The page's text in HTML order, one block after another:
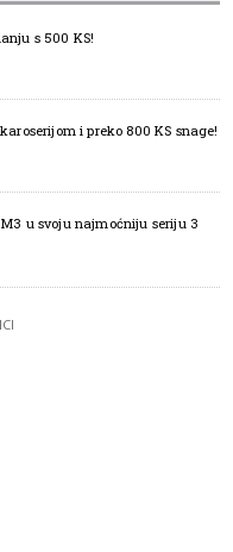
s 500 KS!
i preko 800 KS snage!
u svoju najmoćniju seriju 3